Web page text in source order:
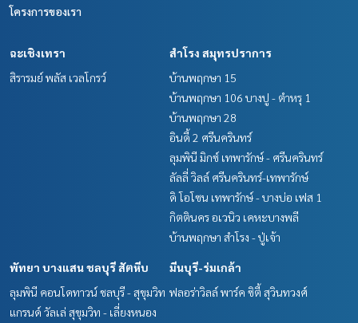
โครงการของเรา
ฉะเชิงเทรา
สิรารมย์ พลัส เวลโกรว์
สำโรง สมุทรปราการ
บ้านพฤกษา 15
บ้านพฤกษา 106 บางปู - ตำหรุ 1
บ้านพฤกษา 28
อินดี้ 2 ศรีนครินทร์
ลุมพินี มิกซ์ เทพารักษ์ - ศรีนครินทร์
ลัลลี่ วิลล์ ศรีนครินทร์-เทพารักษ์
ดิ โอโซน เทพารักษ์ - บางบ่อ เฟส 1
กิตตินคร อเวนิว เคหะบางพลี
บ้านพฤกษา สำโรง - ปู่เจ้า
พัทยา บางแสน ชลบุรี สัตหีบ
ลุมพินี คอนโดทาวน์ ชลบุรี - สุขุมวิท
แกรนด์ วัลเล่ สุขุมวิท - เลี่ยงหนอง
มีนบุรี-ร่มเกล้า
ฟลอร่าวิลล์ พาร์ค ซิตี้ สุวินทวงศ์